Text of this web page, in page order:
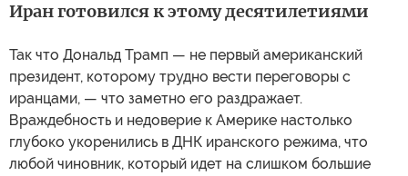
Иран готовился к этому десятилетиями
Так что Дональд Трамп — не первый американский
президент, которому трудно вести переговоры с
иранцами, — что заметно его раздражает.
Враждебность и недоверие к Америке настолько
глубоко укоренились в ДНК иранского режима, что
любой чиновник, который идет на слишком большие